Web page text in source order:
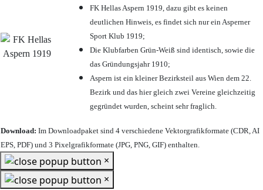
FK Hellas Aspern 1919, dazu gibt es keinen
deutlichen Hinweis, es findet sich nur ein Asperner
Sport Klub 1919;
Die Klubfarben Grün-Weiß sind identisch, sowie die
das Gründungsjahr 1910;
Aspern ist ein kleiner Bezirksteil aus Wien dem 22.
Bezirk und das hier gleich zwei Vereine gleichzeitig
gegründet wurden, scheint sehr fraglich.
Download: Im Downloadpaket sind 4 verschiedene Vektorgrafikformate (CDR, AI
EPS, PDF) und 3 Pixelgrafikformate (JPG, PNG, GIF) enthalten.
×
×